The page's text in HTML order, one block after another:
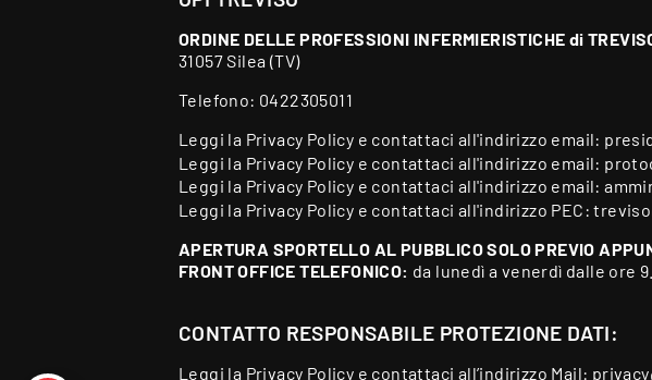
ORDINE DELLE PROFESSIONI INFERMIERISTICHE di
31057 Silea (TV)
Telefono: 0422305011
Leggi la Privacy Policy e contattaci all'indirizzo email:
Leggi la Privacy Policy e contattaci all'indirizzo email:
Leggi la Privacy Policy e contattaci all'indirizzo email:
Leggi la Privacy Policy e contattaci all'indirizzo PEC:
APERTURA SPORTELLO AL PUBBLICO SOLO PREVIO
FRONT OFFICE TELEFONICO: da lunedì a venerdì dalle ore
CONTATTO RESPONSABILE PROTEZIONE DATI:
Leggi la Privacy Policy e contattaci all’indirizzo Mail: